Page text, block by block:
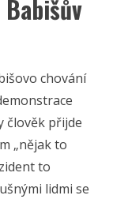
chování
člověk přijde
„nějak to
to
lidmi se